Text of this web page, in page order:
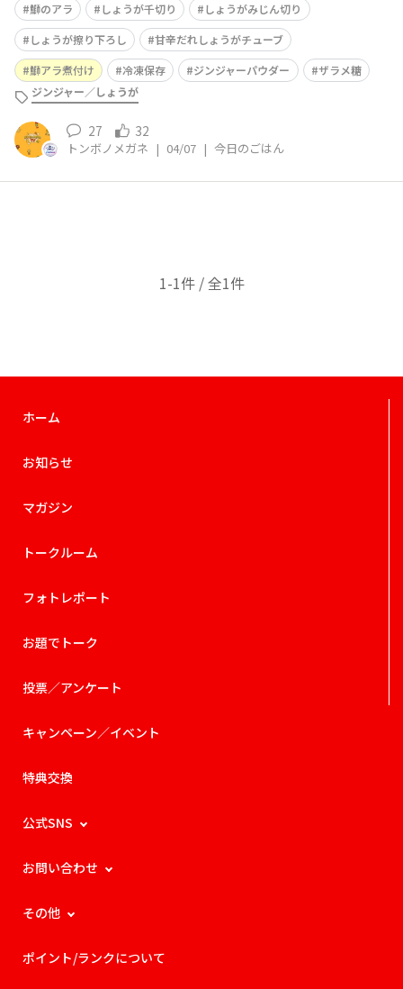
鰤のアラ しょうが千切り
しょうがみじん切り
しょうが擦り下ろし
甘辛だれしょうがチューブ
鰤アラ煮付け
冷凍保存 ジンジャーパウダー
ザラメ糖
ジンジャー／しょうが
27 32
トンボノメガネ | 04/07 | 今日のごはん
1-1件 / 全1件
ホーム
お知らせ
マガジン
トークルーム
フォトレポート
お題でトーク
投票／アンケート
キャンペーン／イベント
特典交換
公式SNS
お問い合わせ
その他
ポイント/ランクについて